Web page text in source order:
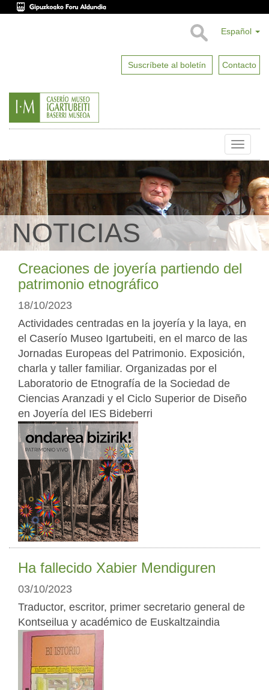
Español
Suscríbete al boletín Contacto
Toggle
NOTICIAS
Creaciones de joyería partiendo del
patrimonio etnográfico
18/10/2023
Actividades centradas en la joyería y la laya, en
el Caserío Museo Igartubeiti, en el marco de las
Jornadas Europeas del Patrimonio. Exposición,
charla y taller familiar. Organizadas por el
Laboratorio de Etnografía de la Sociedad de
Ciencias Aranzadi y el Ciclo Superior de Diseño
en Joyería del IES Bideberri
Ha fallecido Xabier Mendiguren
03/10/2023
Traductor, escritor, primer secretario general de
Kontseilua y académico de Euskaltzaindia